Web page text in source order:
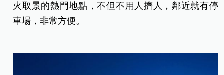
火取景的熱門地點，不但不用人擠人，鄰近就有停
車場，非常方便。